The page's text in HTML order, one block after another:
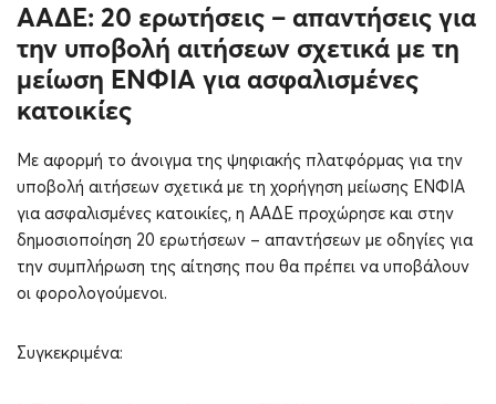
ΑΑΔΕ: 20 ερωτήσεις – απαντήσεις για
την υποβολή αιτήσεων σχετικά με τη
μείωση ΕΝΦΙΑ για ασφαλισμένες
κατοικίες
Με αφορμή το άνοιγμα της ψηφιακής πλατφόρμας για την
υποβολή αιτήσεων σχετικά με τη χορήγηση μείωσης ΕΝΦΙΑ
για ασφαλισμένες κατοικίες, η ΑΑΔΕ προχώρησε και στην
δημοσιοποίηση 20 ερωτήσεων – απαντήσεων με οδηγίες για
την συμπλήρωση της αίτησης που θα πρέπει να υποβάλουν
οι φορολογούμενοι.
Συγκεκριμένα: